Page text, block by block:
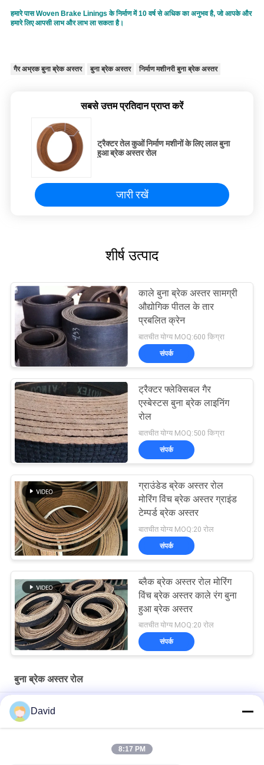
हमारे पास Woven Brake Linings के निर्माण में 10 वर्ष से अधिक का अनुभव है, जो आपके और
हमारे लिए आपसी लाभ और लाभ ला सकता है।
गैर अभ्रक बुना ब्रेक अस्तर बुना ब्रेक अस्तर निर्माण मशीनरी बुना ब्रेक अस्तर
सबसे उत्तम प्रतिदान प्राप्त करें
ट्रैक्टर तेल कुओं निर्माण मशीनों के लिए लाल बुना
हुआ ब्रेक अस्तर रोल
जारी रखें
शीर्ष उत्पाद
काले बुना ब्रेक अस्तर सामग्री
औद्योगिक पीतल के तार
प्रबलित क्रेन
बातचीत योग्य MOQ:600 किग्रा
संपर्क
ट्रैक्टर फ्लेक्सिबल गैर
एस्बेस्टस बुना ब्रेक लाइनिंग
रोल
बातचीत योग्य MOQ:500 किग्रा
संपर्क
ग्राउंडेड ब्रेक अस्तर रोल
मोरिंग विंच ब्रेक अस्तर ग्राइंड
टेम्पर्ड ब्रेक अस्तर
बातचीत योग्य MOQ:20 रोल
संपर्क
ब्लैक ब्रेक अस्तर रोल मोरिंग
विंच ब्रेक अस्तर काले रंग बुना
हुआ ब्रेक अस्तर
बातचीत योग्य MOQ:20 रोल
संपर्क
बुना ब्रेक अस्तर रोल
औद्योगिक मशीनों के लिए गैर एस्बेस्टस बुना हुआ ब्रेक अस्तर रोल एंकर विंडलास विंच
अम्बेस्टस मुक्त वस्त्र ब्रेक अस्तर रोल के लिए चीनी मिल ट्रैक्टर क्रेन लिफ्ट लिफ्ट
कैप्स्टन लिफ्ट ऑयल ड्रिलिंग मशीन के लिए लचीला विंच विंडलास बुना हुआ ब्रेक
David
8:17 PM